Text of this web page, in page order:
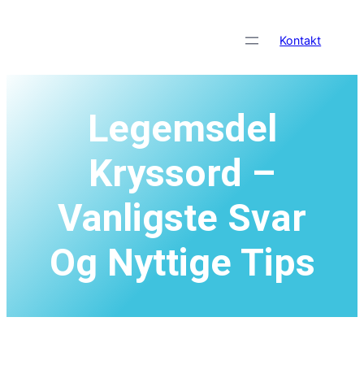
Kontakt
Legemsdel
Kryssord –
Vanligste Svar
Og Nyttige Tips